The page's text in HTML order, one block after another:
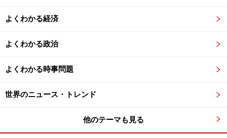
3歳から21歳までの子どもがいる家庭で低所得の世帯
は、162.10ユーロ（約2万円）を受け取ることができ
る。
孤児手当
方の親を失った場合は87.57ユーロ（約1万1000円）、両
方の親を失った場合は116.76ユーロ（約1万4500円）を
よくわかる経済
よくわかる政治
よくわかる時事問題
世界のニュース・トレンド
他のテーマも見る